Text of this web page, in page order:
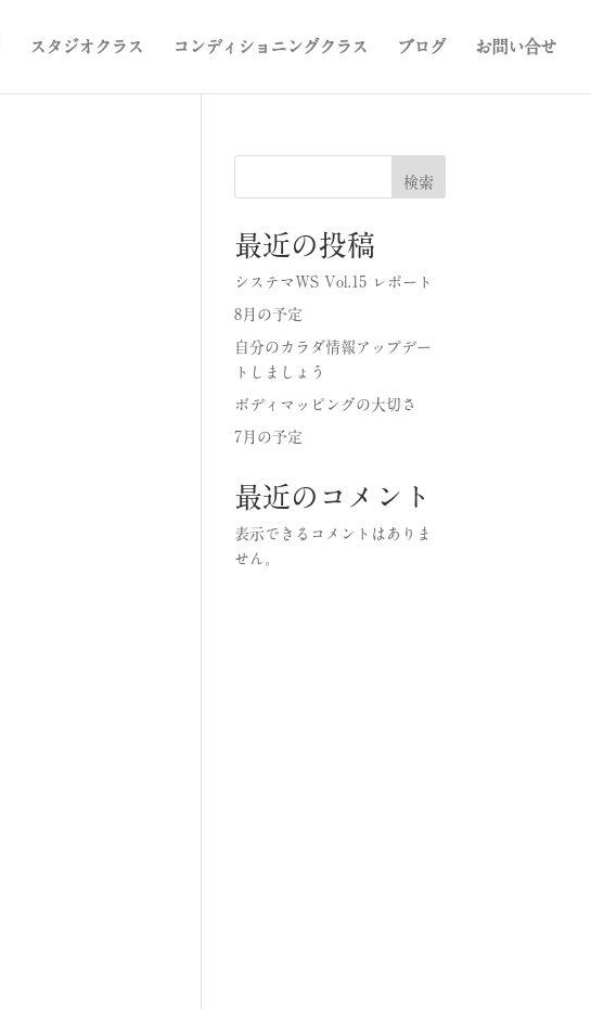
スタジオクラス コンディショニングクラス ブログ お問い合せ
検索
最近の投稿
システマWS Vol.15 レポート
8月の予定
自分のカラダ情報アップデー
トしましょう
ボディマッピングの大切さ
7月の予定
最近のコメント
表示できるコメントはありま
せん。